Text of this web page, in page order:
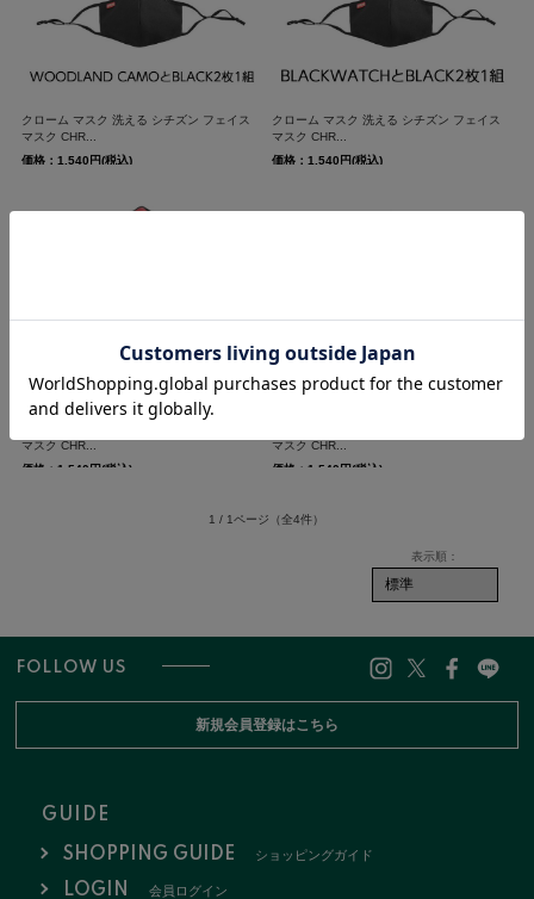
クローム マスク 洗える シチズン フェイス
マスク CHR...
価格：1,540円(税込)
クローム マスク 洗える シチズン フェイス
マスク CHR...
価格：1,540円(税込)
マスク CHR...
価格：1,540円(税込)
マスク CHR...
価格：1,540円(税込)
1 / 1ページ （全4件）
FOLLOW US
新規会員登録はこちら
GUIDE
SHOPPING GUIDE ショッピングガイド
LOGIN 会員ログイン